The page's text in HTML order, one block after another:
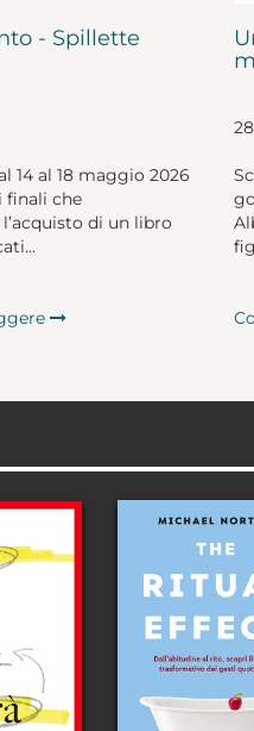
- Spillette
14 al 18 maggio 2026
finali che
di un libro